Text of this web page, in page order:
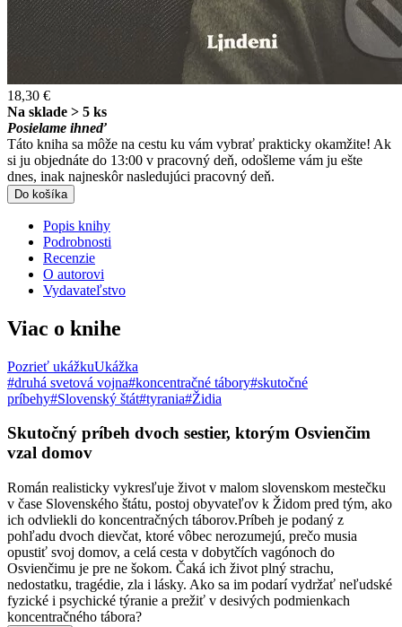
18,30 €
Na sklade > 5 ks
Posielame ihneď
Táto kniha sa môže na cestu ku vám vybrať prakticky okamžite! Ak
si ju objednáte do 13:00 v pracovný deň, odošleme vám ju ešte
dnes, inak najneskôr nasledujúci pracovný deň.
Do košíka
Popis knihy
Podrobnosti
Recenzie
O autorovi
Vydavateľstvo
Viac o knihe
Pozrieť ukážkuUkážka
#druhá svetová vojna#koncentračné tábory#skutočné
príbehy#Slovenský štát#tyrania#Židia
Skutočný príbeh dvoch sestier, ktorým Osvienčim
vzal domov
Román realisticky vykresľuje život v malom slovenskom mestečku
v čase Slovenského štátu, postoj obyvateľov k Židom pred tým, ako
ich odvliekli do koncentračných táborov.Príbeh je podaný z
pohľadu dvoch dievčat, ktoré vôbec nerozumejú, prečo musia
opustiť svoj domov, a celá cesta v dobytčích vagónoch do
Osvienčimu je pre ne šokom. Čaká ich život plný strachu,
nedostatku, tragédie, zla i lásky. Ako sa im podarí vydržať neľudské
fyzické i psychické týranie a prežiť v desivých podmienkach
koncentračného tábora?